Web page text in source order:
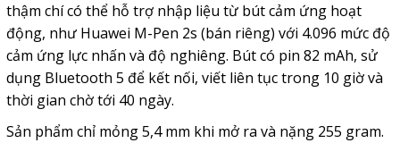
thậm chí có thể hỗ trợ nhập liệu từ bút cảm ứng hoạt
động, như Huawei M-Pen 2s (bán riêng) với 4.096 mức độ
cảm ứng lực nhấn và độ nghiêng. Bút có pin 82 mAh, sử
dụng Bluetooth 5 để kết nối, viết liên tục trong 10 giờ và
thời gian chờ tới 40 ngày.
Sản phẩm chỉ mỏng 5,4 mm khi mở ra và nặng 255 gram.